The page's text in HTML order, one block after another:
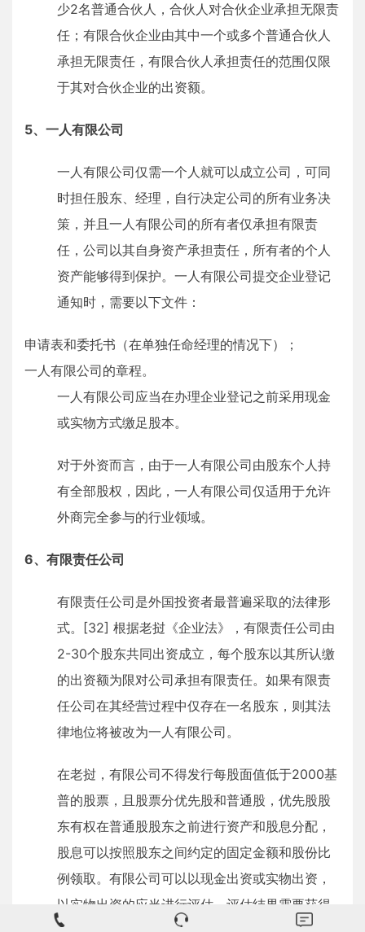
少2名普通合伙人，合伙人对合伙企业承担无限责
任；有限合伙企业由其中一个或多个普通合伙人
承担无限责任，有限合伙人承担责任的范围仅限
于其对合伙企业的出资额。
5、一人有限公司
一人有限公司仅需一个人就可以成立公司，可同
时担任股东、经理，自行决定公司的所有业务决
策，并且一人有限公司的所有者仅承担有限责
任，公司以其自身资产承担责任，所有者的个人
资产能够得到保护。一人有限公司提交企业登记
通知时，需要以下文件：
申请表和委托书（在单独任命经理的情况下）；
一人有限公司的章程。
一人有限公司应当在办理企业登记之前采用现金
或实物方式缴足股本。
对于外资而言，由于一人有限公司由股东个人持
有全部股权，因此，一人有限公司仅适用于允许
外商完全参与的行业领域。
6、有限责任公司
有限责任公司是外国投资者最普遍采取的法律形
式。[32] 根据老挝《企业法》，有限责任公司由
2-30个股东共同出资成立，每个股东以其所认缴
的出资额为限对公司承担有限责任。如果有限责
任公司在其经营过程中仅存在一名股东，则其法
律地位将被改为一人有限公司。
在老挝，有限公司不得发行每股面值低于2000基
普的股票，且股票分优先股和普通股，优先股股
东有权在普通股股东之前进行资产和股息分配，
股息可以按照股东之间约定的固定金额和股份比
例领取。有限公司可以以现金出资或实物出资，
以实物出资的应当进行评估，评估结果需要获得